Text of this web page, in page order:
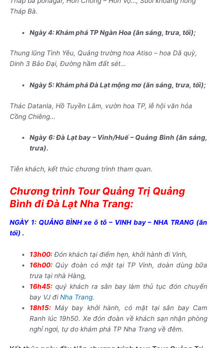
Tháp Bà.
Ngày 4:Khám phá TP Ngàn Hoa (ăn sáng, trưa, tối);
Thung lũng Tình Yêu, Quảng trường hoa Atiso – hoa Dã quỳ,
Dinh 3 Bảo Đại, Đường hầm đất sét…
Ngày 5: Khám pháĐà Lạtmộng mơ (ăn sáng, trưa, tối);
Thác Datanla, Hồ Tuyền Lâm, vườn hoa TP, lễ hội văn hóa
Cồng Chiêng…
Ngày 6: Đà Lạt bay – Vinh/Huế – Quảng Bình (ăn sáng,
trưa).
Tiễn khách, kết thúc chương trình tham quan.
Chương trình Tour Quảng Trị Quảng
Bình đi Đà Lạt Nha Trang:
NGÀY 1: QUẢNG BÌNH xe ô tô – VINH bay – NHA TRANG (ăn
tối) .
13h00: Đón khách tại điểm hẹn, khởi hành đi Vinh,
16h00: Qúy đoàn có mặt tại TP Vinh, doàn dùng bữa
trưa tại nhà Hàng,
16h45: quý khách ra sân bay làm thủ tục đón chuyến
bay VJ điNha Trang.
18h15: Máy bay khởi hành, có mặt tại sân bay Cam
Ranh lúc 19h50. Xe đón đoàn về khách sạn nhận phòng
nghỉ ngơi, tự do khám phá TP Nha Trang về đêm.